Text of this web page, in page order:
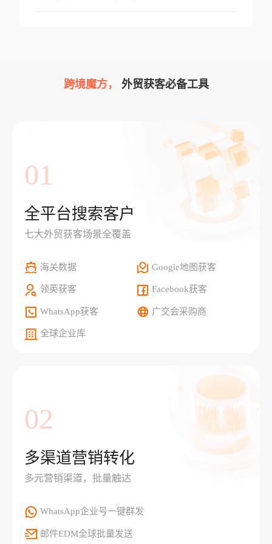
跨境魔方， 外贸获客必备工具
01
全平台搜索客户
七大外贸获客场景全覆盖
海关数据 Google地图获客
领英获客 Facebook获客
WhatsApp获客 广交会采购商
全球企业库
02
多渠道营销转化
多元营销渠道，批量触达
WhatsApp企业号一键群发
邮件EDM全球批量发送